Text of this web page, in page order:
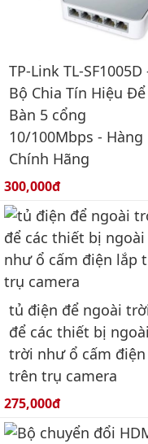
TP-Link TL-SF1005D
Bộ Chia Tín Hiệu Để
Bàn 5 cổng
10/100Mbps - Hàng
Chính Hãng
Giá bán:
300,000đ
tủ điện để ngoài
để các thiết bị ngoài
trời như ổ cấm
trên trụ camera
Giá bán:
275,000đ